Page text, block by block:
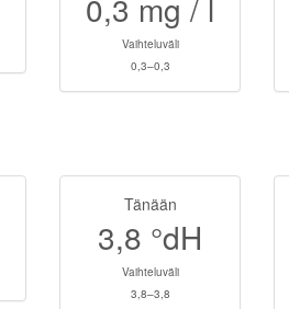
0,3 mg / l
Vaihteluväli
0,3–0,3
Tänään
3,8 °dH
Vaihteluväli
3,8–3,8